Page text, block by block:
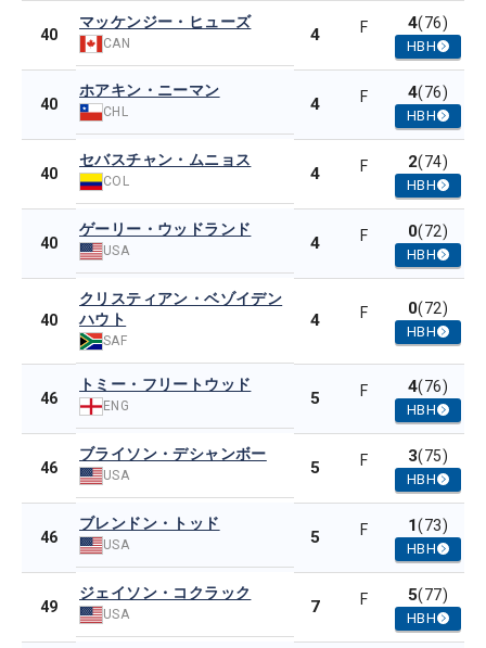
40
マッケンジー・ヒューズ
CAN 4 F 4(76)
HBH
40
ホアキン・ニーマン
CHL 4 F 4(76)
HBH
40
セバスチャン・ムニョス
COL 4 F 2(74)
HBH
40
ゲーリー・ウッドランド
USA 4 F 0(72)
HBH
40
クリスティアン・ベゾイデン
ハウト
SAF
4 F 0(72)
HBH
46
トミー・フリートウッド
ENG 5 F 4(76)
HBH
46
ブライソン・デシャンボー
USA 5 F 3(75)
HBH
46
ブレンドン・トッド
USA 5 F 1(73)
HBH
49
ジェイソン・コクラック
USA 7 F 5(77)
HBH